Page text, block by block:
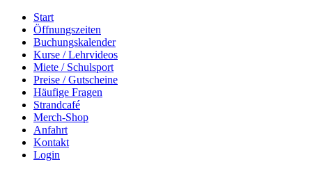
Start
Öffnungszeiten
Buchungskalender
Kurse / Lehrvideos
Miete / Schulsport
Preise / Gutscheine
Häufige Fragen
Strandcafé
Merch-Shop
Anfahrt
Kontakt
Login